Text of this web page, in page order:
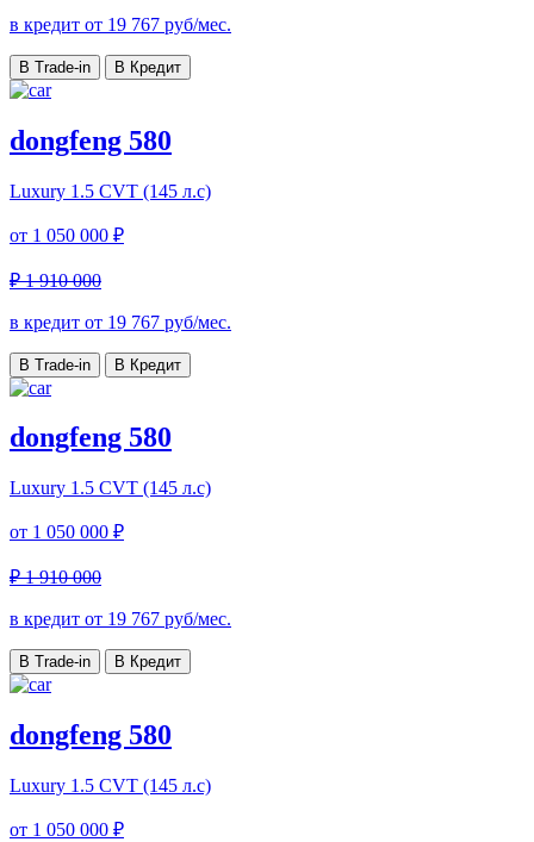
в кредит от 19 767 руб/мес.
В Trade-in В Кредит
dongfeng 580
Luxury 1.5 CVT (145 л.с)
от 1 050 000 ₽
₽ 1 910 000
в кредит от 19 767 руб/мес.
В Trade-in В Кредит
dongfeng 580
Luxury 1.5 CVT (145 л.с)
от 1 050 000 ₽
₽ 1 910 000
в кредит от 19 767 руб/мес.
В Trade-in В Кредит
dongfeng 580
Luxury 1.5 CVT (145 л.с)
от 1 050 000 ₽